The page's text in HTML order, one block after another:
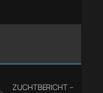
ZUCHTBERICHT –